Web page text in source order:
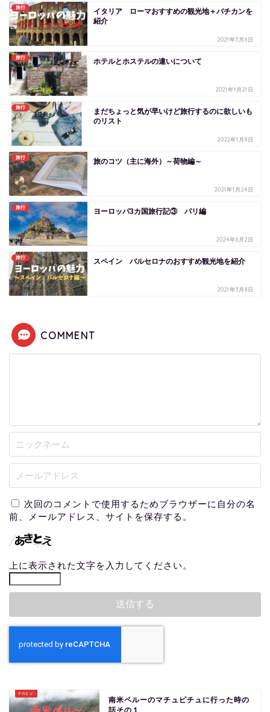
旅行
イタリア ローマおすすめの観光地＋バチカンを
紹介
2021年3月6日
旅行 ホテルとホステルの違いについて
2021年1月21日
旅行
まだちょっと気が早いけど旅行するのに欲しいも
のリスト
2022年1月8日
旅行 旅のコツ（主に海外）～荷物編～
2021年1月24日
旅行 ヨーロッパ3カ国旅行記③ パリ編
2024年6月2日
旅行 スペイン バルセロナのおすすめ観光地を紹介
2021年3月8日
COMMENT
次回のコメントで使用するためブラウザーに自分の名
前、メールアドレス、サイトを保存する。
上に表示された文字を入力してください。
南米ペルーのマチュピチュに行った時の